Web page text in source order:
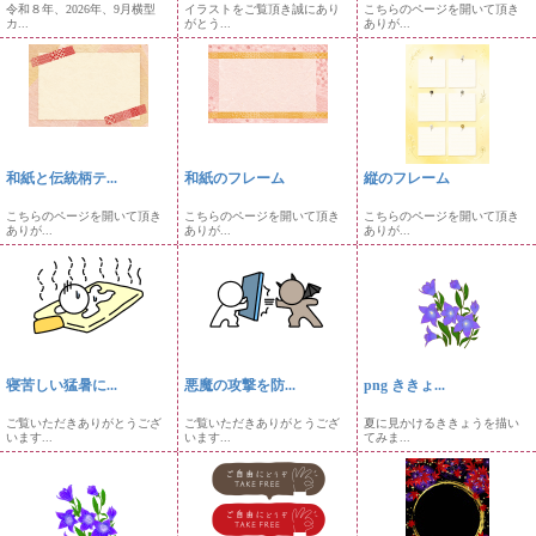
令和８年、2026年、9月横型
カ...
イラストをご覧頂き誠にあり
がとう...
こちらのページを開いて頂き
ありが...
和紙と伝統柄テ...
こちらのページを開いて頂き
ありが...
和紙のフレーム
こちらのページを開いて頂き
ありが...
縦のフレーム
こちらのページを開いて頂き
ありが...
寝苦しい猛暑に...
ご覧いただきありがとうござ
います...
悪魔の攻撃を防...
ご覧いただきありがとうござ
います...
png ききょ...
夏に見かけるききょうを描い
てみま...